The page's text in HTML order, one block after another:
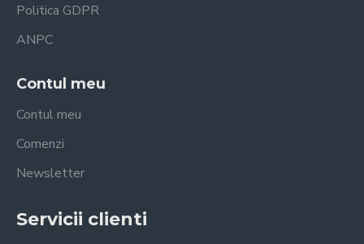
Politica GDPR
ANPC
Contul meu
Contul meu
Comenzi
Newsletter
Servicii clienti